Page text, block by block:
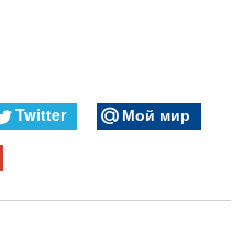
Twitter
Мой мир